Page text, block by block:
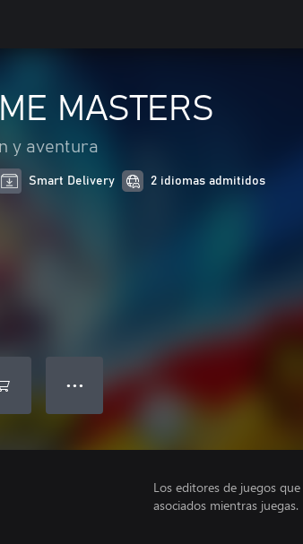
MASTERS
y aventura
Smart Delivery 2 idiomas admitidos
● ● ●
Los editores de juegos
asociados mientras juegas.